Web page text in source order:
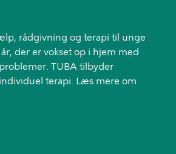
rådgivning og terapi til unge
der er vokset op i hjem med
TUBA tilbyder
terapi. Læs mere om